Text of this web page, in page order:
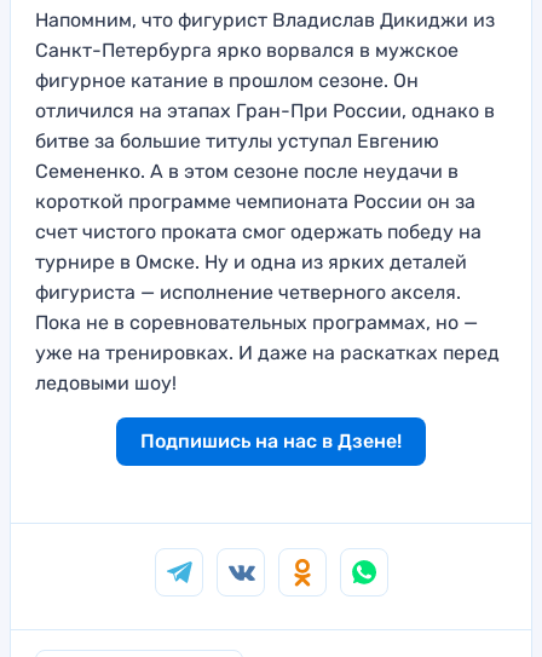
Напомним, что фигурист Владислав Дикиджи из
Санкт-Петербурга ярко ворвался в мужское
фигурное катание в прошлом сезоне. Он
отличился на этапах Гран-При России, однако в
битве за большие титулы уступал Евгению
Семененко. А в этом сезоне после неудачи в
короткой программе чемпионата России он за
счет чистого проката смог одержать победу на
турнире в Омске. Ну и одна из ярких деталей
фигуриста — исполнение четверного акселя.
Пока не в соревновательных программах, но —
уже на тренировках. И даже на раскатках перед
ледовыми шоу!
Подпишись на нас в Дзене!